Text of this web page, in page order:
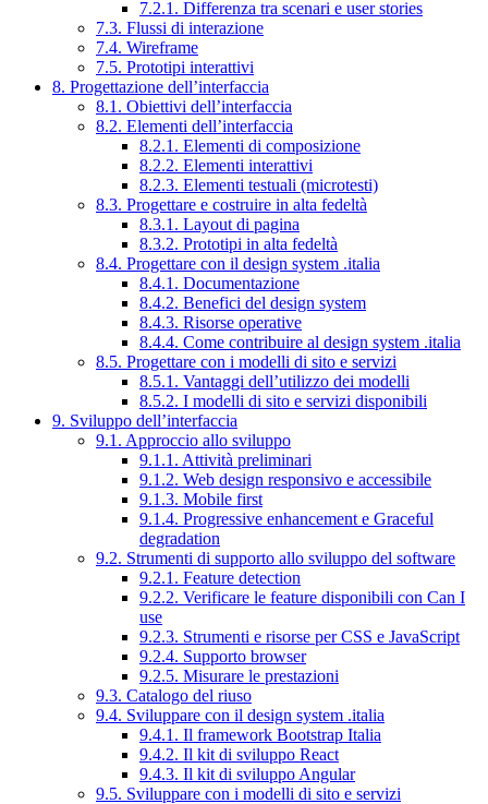
7.2.1. Differenza tra scenari e user stories
7.3. Flussi di interazione
7.4. Wireframe
7.5. Prototipi interattivi
8. Progettazione dell’interfaccia
8.1. Obiettivi dell’interfaccia
8.2. Elementi dell’interfaccia
8.2.1. Elementi di composizione
8.2.2. Elementi interattivi
8.2.3. Elementi testuali (microtesti)
8.3. Progettare e costruire in alta fedeltà
8.3.1. Layout di pagina
8.3.2. Prototipi in alta fedeltà
8.4. Progettare con il design system .italia
8.4.1. Documentazione
8.4.2. Benefici del design system
8.4.3. Risorse operative
8.4.4. Come contribuire al design system .italia
8.5. Progettare con i modelli di sito e servizi
8.5.1. Vantaggi dell’utilizzo dei modelli
8.5.2. I modelli di sito e servizi disponibili
9. Sviluppo dell’interfaccia
9.1. Approccio allo sviluppo
9.1.1. Attività preliminari
9.1.2. Web design responsivo e accessibile
9.1.3. Mobile first
9.1.4. Progressive enhancement e Graceful
degradation
9.2. Strumenti di supporto allo sviluppo del software
9.2.1. Feature detection
9.2.2. Verificare le feature disponibili con Can I
use
9.2.3. Strumenti e risorse per CSS e JavaScript
9.2.4. Supporto browser
9.2.5. Misurare le prestazioni
9.3. Catalogo del riuso
9.4. Sviluppare con il design system .italia
9.4.1. Il framework Bootstrap Italia
9.4.2. Il kit di sviluppo React
9.4.3. Il kit di sviluppo Angular
9.5. Sviluppare con i modelli di sito e servizi